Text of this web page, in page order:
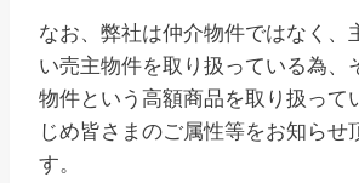
なお、弊社は仲介物件ではなく、
い売主物件を取り扱っている為、
物件という高額商品を取り扱って
じめ皆さまのご属性等をお知らせ
す。